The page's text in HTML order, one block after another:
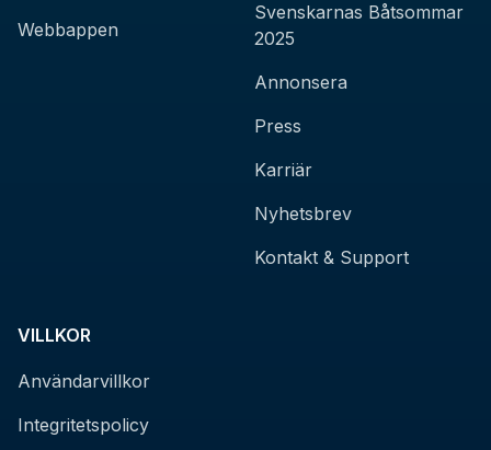
Webbappen
Svenskarnas Båtsommar
2025
Annonsera
Press
Karriär
Nyhetsbrev
Kontakt & Support
VILLKOR
Användarvillkor
Integritetspolicy